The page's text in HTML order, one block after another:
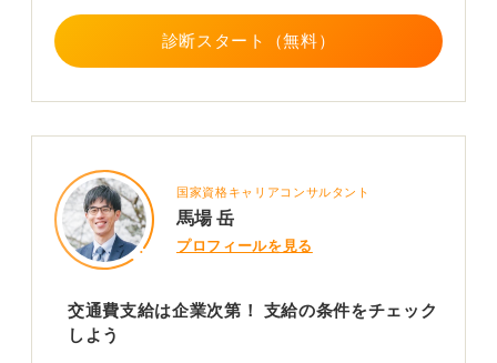
企業へ確認したところで、それほどのマイナスポイント
がついてしまうとは考えにくいものの、企業側が不快に
診断スタート（無料）
国家資格キャリアコンサルタント
馬場 岳
プロフィールを見る
交通費支給は企業次第！ 支給の条件をチェック
しよう